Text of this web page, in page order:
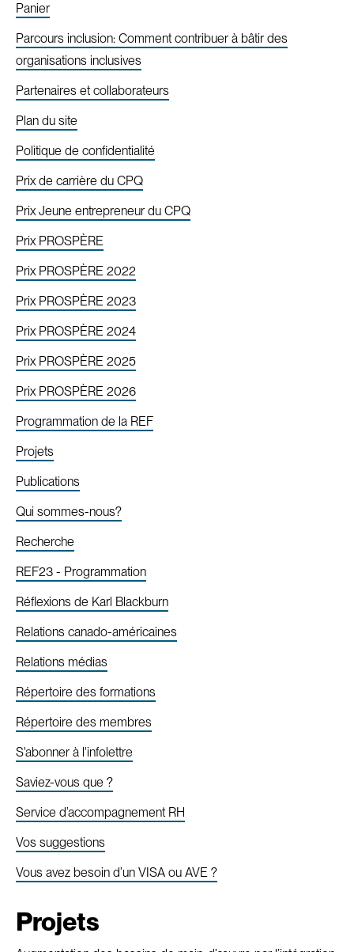
Panier
Parcours inclusion: Comment contribuer à bâtir des
organisations inclusives
Partenaires et collaborateurs
Plan du site
Politique de confidentialité
Prix de carrière du CPQ
Prix Jeune entrepreneur du CPQ
Prix PROSPÈRE
Prix PROSPÈRE 2022
Prix PROSPÈRE 2023
Prix PROSPÈRE 2024
Prix PROSPÈRE 2025
Prix PROSPÈRE 2026
Programmation de la REF
Projets
Publications
Qui sommes-nous?
Recherche
REF23 - Programmation
Réflexions de Karl Blackburn
Relations canado-américaines
Relations médias
Répertoire des formations
Répertoire des membres
S'abonner à l'infolettre
Saviez-vous que ?
Service d’accompagnement RH
Vos suggestions
Vous avez besoin d’un VISA ou AVE ?
Projets